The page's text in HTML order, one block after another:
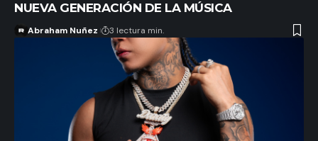
NUEVA GENERACIÓN DE LA MÚSICA
Abraham Nuñez 3 lectura min.